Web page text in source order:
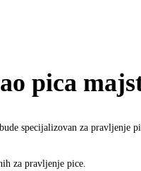
pica
specijalizovan za pravljenje
za pravljenje pice.